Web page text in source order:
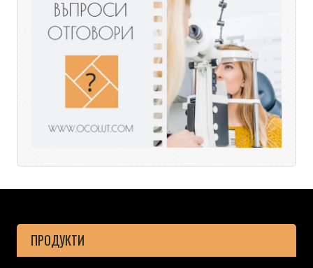
ПРОДУКТИ